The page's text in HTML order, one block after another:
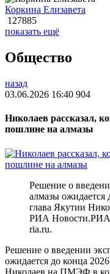
Коркина Елизавета
127885
показать ещё
Общество
назад
03.06.2026 16:40 904
Николаев рассказал,
пошлине на алмазы
Решение о
алмазы ожидается
глава Якутии
РИА Новости.РИА
ria.ru.
Решение о введении
ожидается до конца
Николаев на ПМЭФ в